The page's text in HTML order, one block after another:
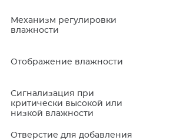
Механизм регулировки
влажности
Отображение влажности
Сигнализация при
критически высокой или
низкой влажности
Отверстие для добавления